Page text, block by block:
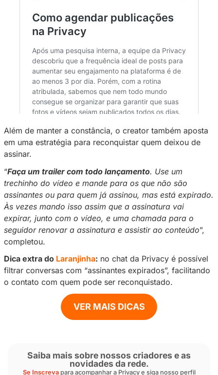
dar uma atenção para os assinantes, assim
cativando eles.”
em uma estratégia para reconquistar quem
assinar.